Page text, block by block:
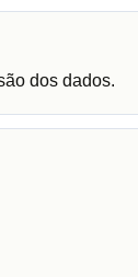
dos dados.